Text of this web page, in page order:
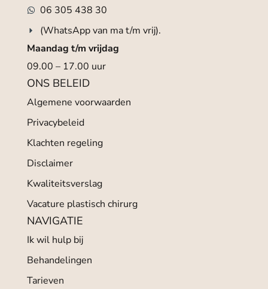
06 305 438 30
(WhatsApp van ma t/m vrij).
Maandag t/m vrijdag
09.00 – 17.00 uur
ONS BELEID
Algemene voorwaarden
Privacybeleid
Klachten regeling
Disclaimer
Kwaliteitsverslag
Vacature plastisch chirurg
NAVIGATIE
Ik wil hulp bij
Behandelingen
Tarieven